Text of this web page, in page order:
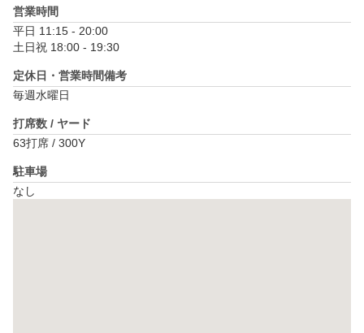
営業時間
平日 11:15 - 20:00
土日祝 18:00 - 19:30
定休日・営業時間備考
毎週水曜日
打席数 / ヤード
63打席 / 300Y
駐車場
なし